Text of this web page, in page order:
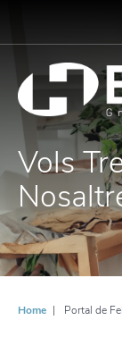
Vols
Home Portal de